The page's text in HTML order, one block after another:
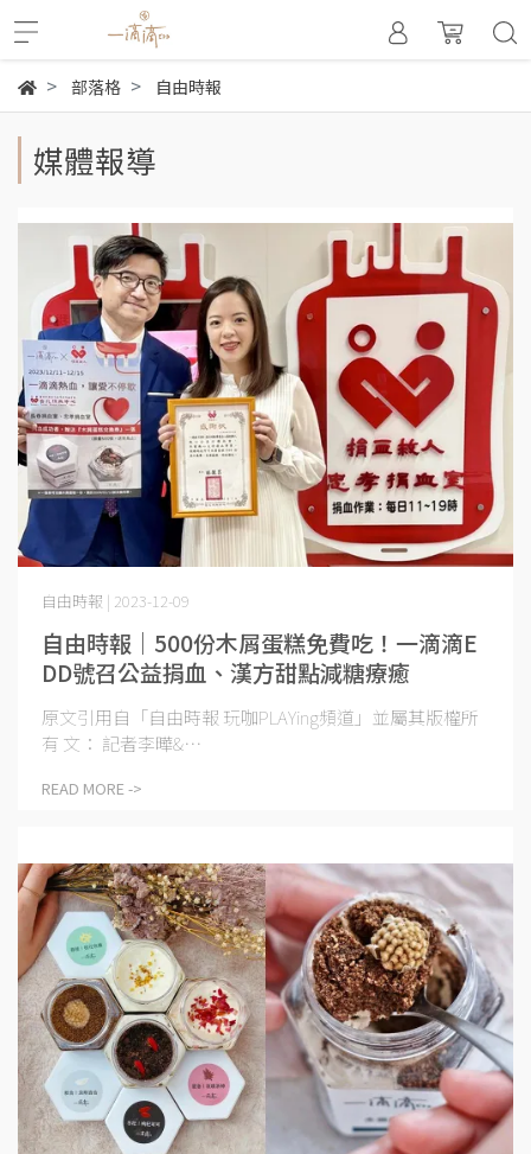
部落格 自由時報
媒體報導
自由時報｜500份木屑蛋糕免費吃！一滴滴E
DD號召公益捐血、漢方甜點減糖療癒
自由時報 | 2023-12-09
原文引用自「自由時報 玩咖PLAYing頻道」並屬其版權所
有 文： 記者李曄&⋯
READ MORE ->